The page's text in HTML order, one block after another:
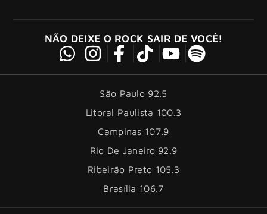
NÃO DEIXE O ROCK SAIR DE VOCÊ!
São Paulo 92.5
Litoral Paulista 100.3
Campinas 107.9
Rio De Janeiro 92.9
Ribeirão Preto 105.3
Brasília 106.7